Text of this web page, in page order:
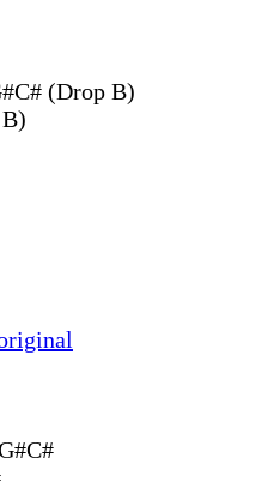
(Drop B)